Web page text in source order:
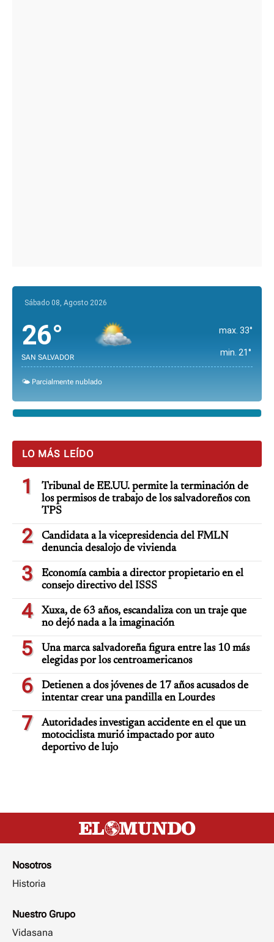
Sábado 08, Agosto 2026
26°
SAN SALVADOR
max. 33°
min. 21°
🌤️ Parcialmente nublado
LO MÁS LEÍDO
1
Tribunal de EE.UU. permite la terminación de
los permisos de trabajo de los salvadoreños con
TPS
2
Candidata a la vicepresidencia del FMLN
denuncia desalojo de vivienda
3
Economía cambia a director propietario en el
consejo directivo del ISSS
4
Xuxa, de 63 años, escandaliza con un traje que
no dejó nada a la imaginación
5
Una marca salvadoreña figura entre las 10 más
elegidas por los centroamericanos
6
Detienen a dos jóvenes de 17 años acusados de
intentar crear una pandilla en Lourdes
7
Autoridades investigan accidente en el que un
motociclista murió impactado por auto
deportivo de lujo
Nosotros
Historia
Nuestro Grupo
Vidasana